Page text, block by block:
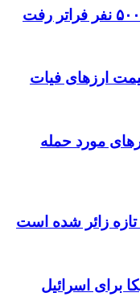
بخریم؟ راهنمای
اوکراینی با آتش پدافند
پایتخت